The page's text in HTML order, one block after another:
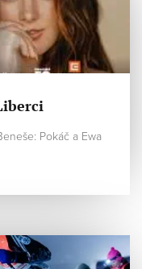
Pokáč a Ewa